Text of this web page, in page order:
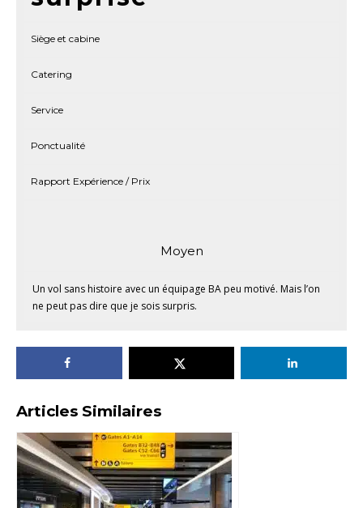
Siège et cabine
Catering
Service
Ponctualité
Rapport Expérience / Prix
Moyen
Un vol sans histoire avec un équipage BA peu motivé. Mais l’on
ne peut pas dire que je sois surpris.
Articles Similaires